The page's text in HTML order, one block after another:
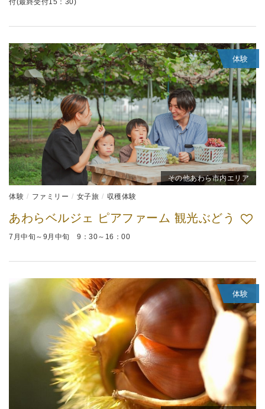
付(最終受付15：30)
体験
その他あわら市内エリア
体験 ファミリー 女子旅 収穫体験
あわらベルジェ ピアファーム 観光ぶどう
7月中旬～9月中旬 9：30～16：00
体験